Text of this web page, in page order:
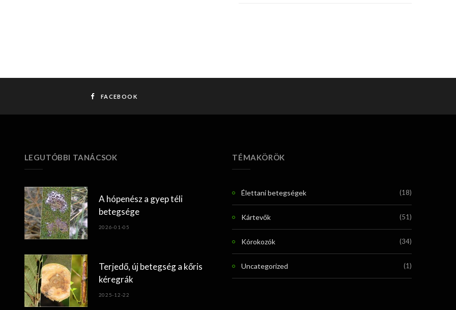
FACEBOOK
LEGUTÓBBI TANÁCSOK
A hópenész a gyep téli
betegsége
2026-01-05
Terjedő, új betegség a kőris
kéregrák
2025-12-22
TÉMAKÖRÖK
Élettani betegségek (18)
Kártevők (51)
Kórokozók (34)
Uncategorized (1)